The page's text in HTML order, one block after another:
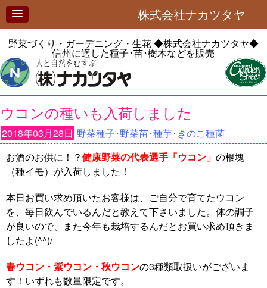
株式会社ナカツタヤ
野菜づくり・ガーデニング・生花◆株式会社ナカツタヤ◆
信州に適した種子･苗･樹木などを販売
ウコンの種いも入荷しました
2018年03月28日 野菜種子･野菜苗･種芋･きのこ種菌
お酒のお供に！？健康野菜の代表選手「ウコン」 の根塊
（種イモ）が入荷しました！
本日お買い求め頂いたお客様は、ご自分で育てたウコン
を、毎日飲んでいるんだと教えて下さいました。体の調子
が良いので、また今年も栽培するんだとお買い求め頂きま
したよ(^^)/
春ウコン・紫ウコン・秋ウコンの3種類取扱いがございま
す！いずれも数量限定です。